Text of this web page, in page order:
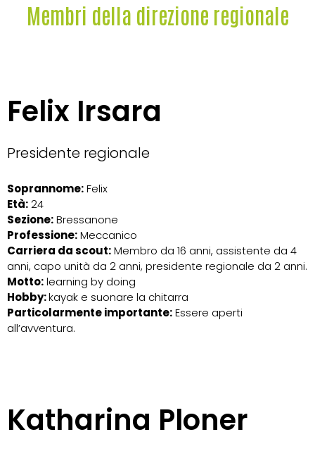
Membri della direzione regionale
Felix Irsara
Presidente regionale
Soprannome:Felix
Età:24
Sezione:Bressanone
Professione:Meccanico
Carriera da scout:Membro da 16 anni, assistente da 4
anni, capo unità da 2 anni, presidente regionale da 2 anni.
Motto:learning by doing
Hobby:kayak e suonare la chitarra
Particolarmente importante:Essere aperti
all’avventura.
Katharina Ploner